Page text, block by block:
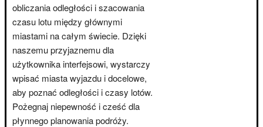
obliczania odległości i szacowania
czasu lotu między głównymi
miastami na całym świecie. Dzięki
naszemu przyjaznemu dla
użytkownika interfejsowi, wystarczy
wpisać miasta wyjazdu i docelowe,
aby poznać odległości i czasy lotów.
Pożegnaj niepewność i cześć dla
płynnego planowania podróży.